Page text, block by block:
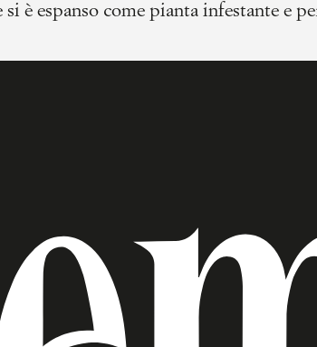
è espanso come pianta infestante e